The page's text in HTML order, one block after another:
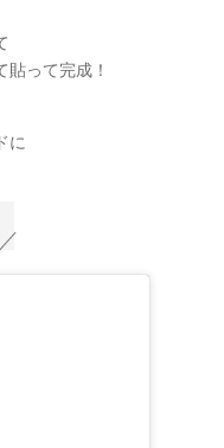
って完成！
に